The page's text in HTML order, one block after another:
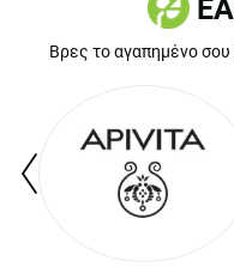
Βρες το αγαπημένο σου